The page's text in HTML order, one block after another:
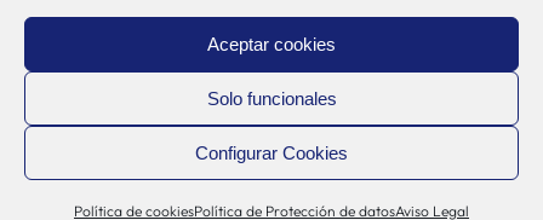
Aceptar cookies
Solo funcionales
Configurar Cookies
Política de cookiesPolítica de Protección de datosAviso Legal
Política de Privacidad
Política de Cookies